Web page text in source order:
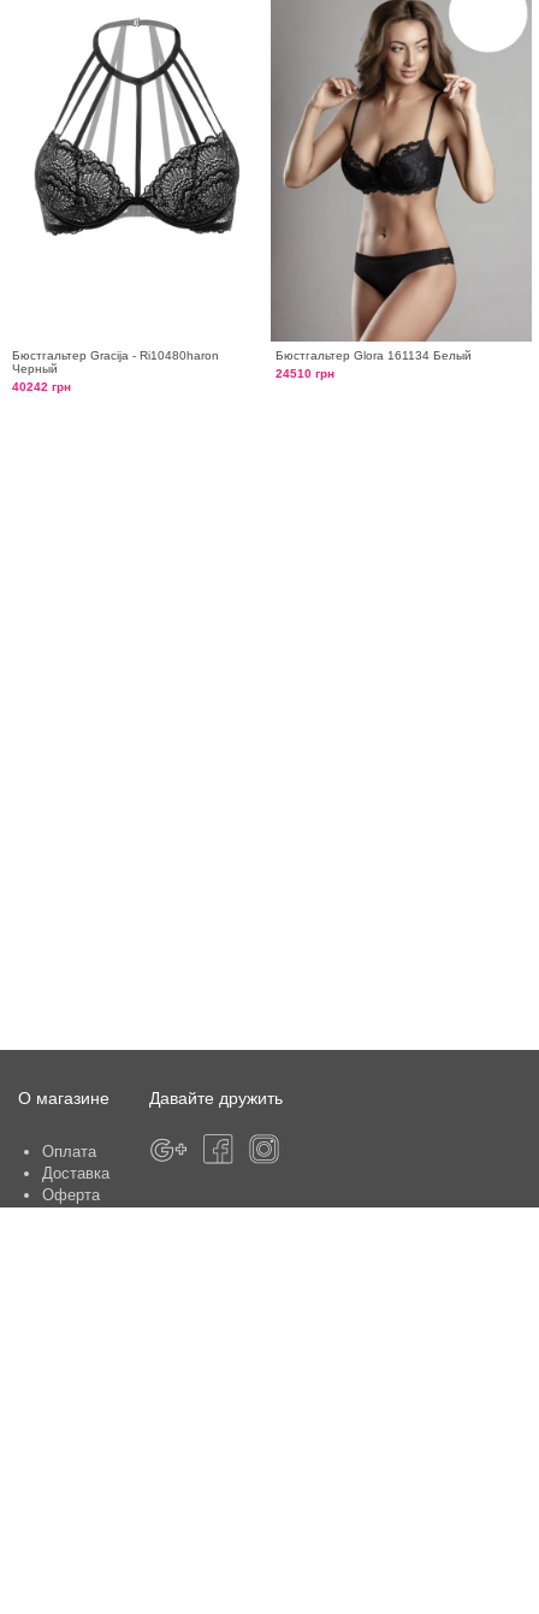
Бюстгальтер Gracija - Ri10480haron
Черный
40242 грн
Бюстгальтер Glora 161134 Белый
24510 грн
О магазине
Оплата
Доставка
Оферта
Давайте дружить